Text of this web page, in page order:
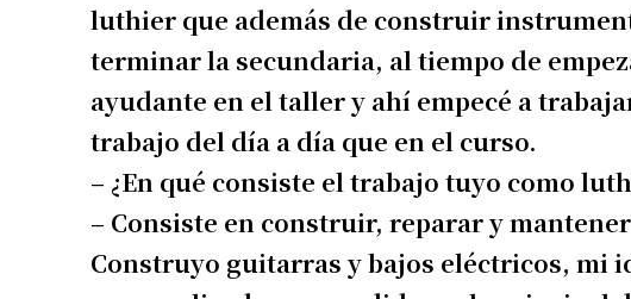
luthier que además de construir
terminar la secundaria, al tiempo de
ayudante en el taller y ahí empecé a
trabajo del día a día que en el curso.
– ¿En qué consiste el trabajo tuyo como
– Consiste en construir, reparar y
Construyo guitarras y bajos eléctricos, mi